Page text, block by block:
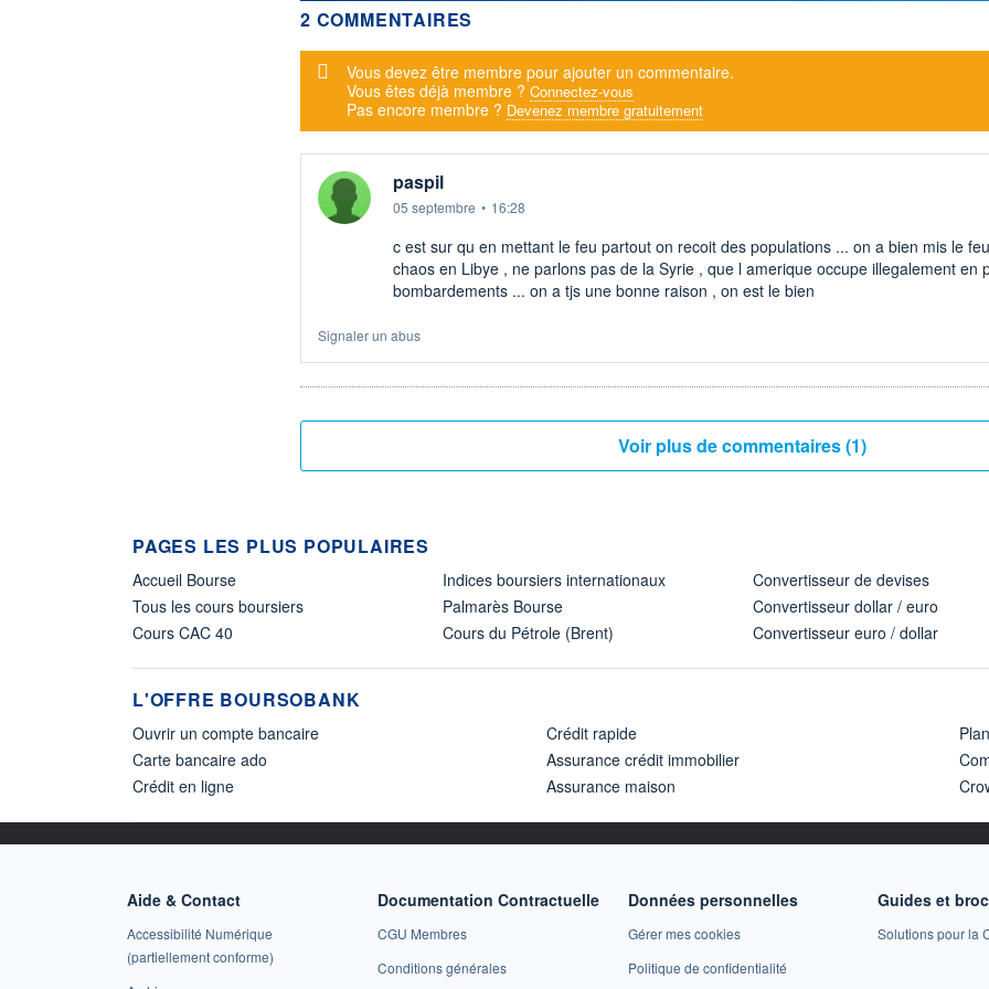
2 COMMENTAIRES
Message d'alerte
Vous devez être membre pour ajouter un commentaire.
Vous êtes déjà membre ? Connectez-vous
Pas encore membre ? Devenez membre gratuitement
paspil
05 septembre • 16:28
c est sur qu en mettant le feu partout on recoit des populations ... on a bien mis le
chaos en Libye , ne parlons pas de la Syrie , que l amerique occupe illegalement en
bombardements ... on a tjs une bonne raison , on est le bien
Signaler un abus
Voir plus de commentaires (1)
PAGES LES PLUS POPULAIRES
Accueil Bourse
Tous les cours boursiers
Cours CAC 40
Indices boursiers internationaux
Palmarès Bourse
Cours du Pétrole (Brent)
Convertisseur de devises
Convertisseur dollar / euro
Convertisseur euro / dollar
L'OFFRE BOURSOBANK
Ouvrir un compte bancaire
Carte bancaire ado
Crédit en ligne
Crédit rapide
Assurance crédit immobilier
Assurance maison
Aide & Contact
Accessibilité Numérique
(partiellement conforme)
Documentation Contractuelle
CGU Membres
Conditions générales
Données personnelles
Gérer mes cookies
Politique de confidentialité
Guides et
Solutions pour la